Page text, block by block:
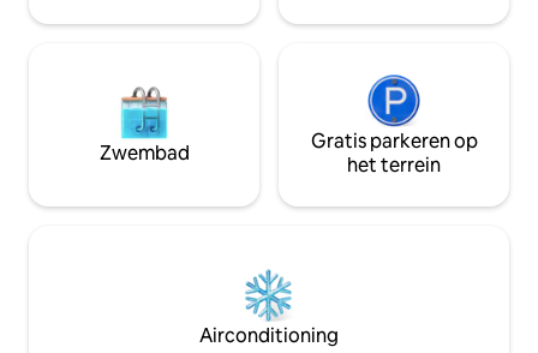
Zwembad
Gratis parkeren op
het terrein
Airconditioning